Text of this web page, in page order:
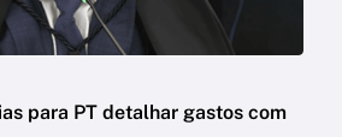
para PT detalhar gastos com